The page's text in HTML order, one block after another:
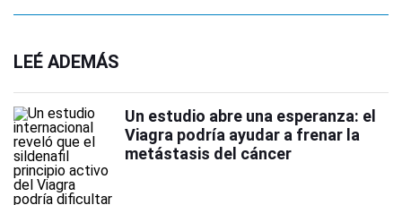
LEÉ ADEMÁS
Un estudio abre una esperanza: el
Viagra podría ayudar a frenar la
metástasis del cáncer